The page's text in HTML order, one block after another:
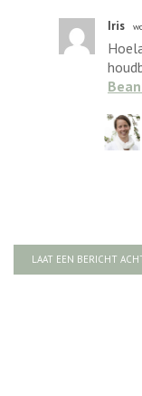
Iris
LAAT EEN BERICHT